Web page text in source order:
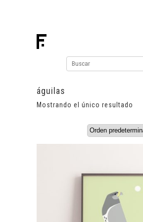
águilas
Mostrando el único resultado